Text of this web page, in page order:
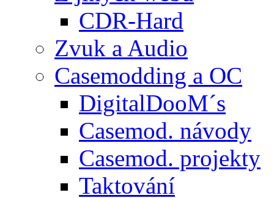
CDR-Hard
Zvuk a Audio
Casemodding a OC
DigitalDooM´s
Casemod. návody
Casemod. projekty
Taktování